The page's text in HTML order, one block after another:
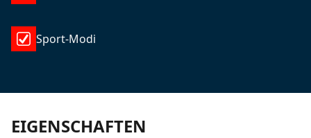
Sport-Modi
EIGENSCHAFTEN